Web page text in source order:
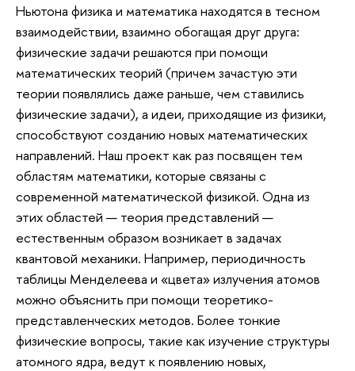
Ньютона физика и математика находятся в тесном
взаимодействии, взаимно обогащая друг друга:
физические задачи решаются при помощи
математических теорий (причем зачастую эти
теории появлялись даже раньше, чем ставились
физические задачи), а идеи, приходящие из физики,
способствуют созданию новых математических
направлений. Наш проект как раз посвящен тем
областям математики, которые связаны с
современной математической физикой. Одна из
этих областей — теория представлений —
естественным образом возникает в задачах
квантовой механики. Например, периодичность
таблицы Менделеева и «цвета» излучения атомов
можно объяснить при помощи теоретико-
представленческих методов. Более тонкие
физические вопросы, такие как изучение структуры
атомного ядра, ведут к появлению новых,